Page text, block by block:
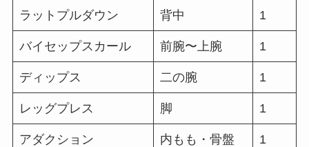
ラットプルダウン 背中 1
バイセップスカール 前腕〜上腕 1
ディップス 二の腕 1
レッグプレス 脚 1
アダクション 内もも・骨盤 1